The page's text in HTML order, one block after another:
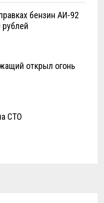
бензин АИ-92
открыл огонь
СТО